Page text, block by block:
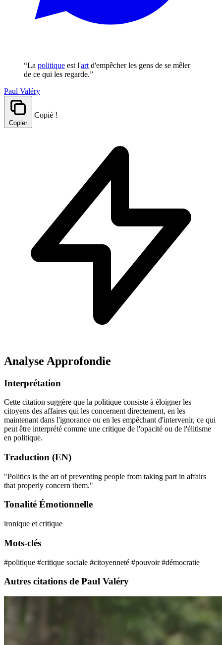
“La politique est l'art d'empêcher les gens de se mêler
de ce qui les regarde.”
Paul Valéry
Copier
Copié !
Analyse Approfondie
Interprétation
Cette citation suggère que la politique consiste à éloigner les
citoyens des affaires qui les concernent directement, en les
maintenant dans l'ignorance ou en les empêchant d'intervenir, ce qui
peut être interprété comme une critique de l'opacité ou de l'élitisme
en politique.
Traduction (EN)
"Politics is the art of preventing people from taking part in affairs
that properly concern them."
Tonalité Émotionnelle
ironique et critique
Mots-clés
#politique #critique sociale #citoyenneté #pouvoir#démocratie
Autres citations de Paul Valéry